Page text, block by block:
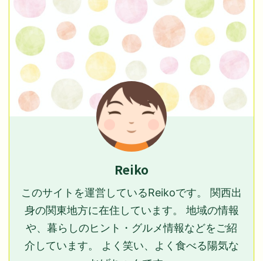
Reiko
このサイトを運営しているReikoです。 関西出
身の関東地方に在住しています。 地域の情報
や、暮らしのヒント・グルメ情報などをご紹
介しています。 よく笑い、よく食べる陽気な